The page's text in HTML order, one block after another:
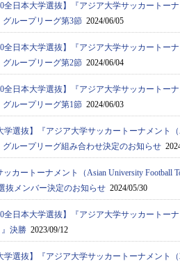
全日本大学選抜】『アジア⼤学サッカートー
グループリーグ第3節 2024/06/05
全日本大学選抜】『アジア⼤学サッカートー
グループリーグ第2節 2024/06/04
全日本大学選抜】『アジア⼤学サッカートー
グループリーグ第1節 2024/06/03
学選抜】『アジア⼤学サッカートーナメント（
グループリーグ組み合わせ決定のお知らせ
ッカートーナメント（Asian University Football
抜メンバー決定のお知らせ 2024/05/30
全日本大学選抜】『アジア⼤学サッカートーナ
』決勝 2023/09/12
学選抜】『アジア⼤学サッカートーナメント（